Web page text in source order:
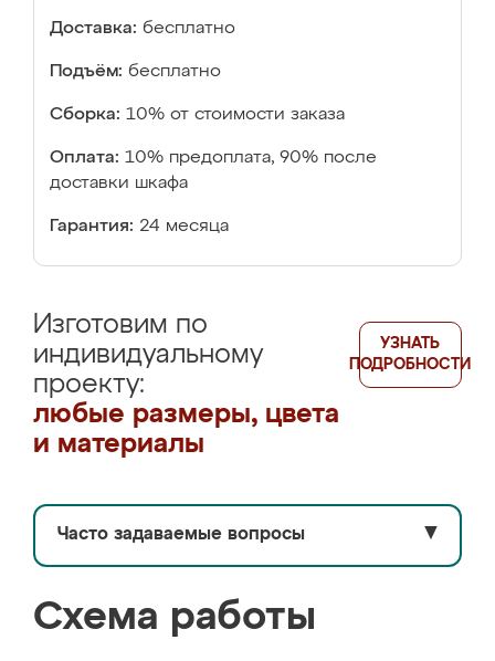
Доставка: бесплатно
Подъём: бесплатно
Сборка: 10% от стоимости заказа
Оплата: 10% предоплата, 90% после
доставки шкафа
Гарантия: 24 месяца
Изготовим по
индивидуальному
проекту:
любые размеры, цвета
и материалы
УЗНАТЬ
ПОДРОБНОСТИ
Часто задаваемые вопросы ▼
Схема работы